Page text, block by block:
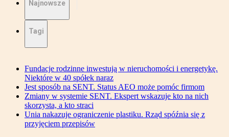
Najnowsze
Tagi
Fundacje rodzinne inwestują w nieruchomości i energetykę.
Niektóre w 40 spółek naraz
Jest sposób na SENT. Status AEO może pomóc firmom
Zmiany w systemie SENT. Ekspert wskazuje kto na nich
skorzysta, a kto straci
Unia nakazuje ograniczenie plastiku. Rząd spóźnia się z
przyjęciem przepisów